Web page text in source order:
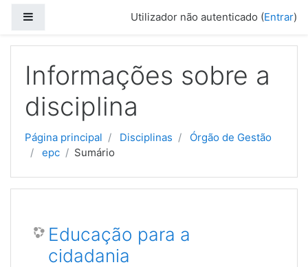
Utilizador não autenticado (Entrar)
Informações sobre a
disciplina
Página principal Disciplinas
Órgão de Gestão
epc
Sumário
Educação para a
cidadania